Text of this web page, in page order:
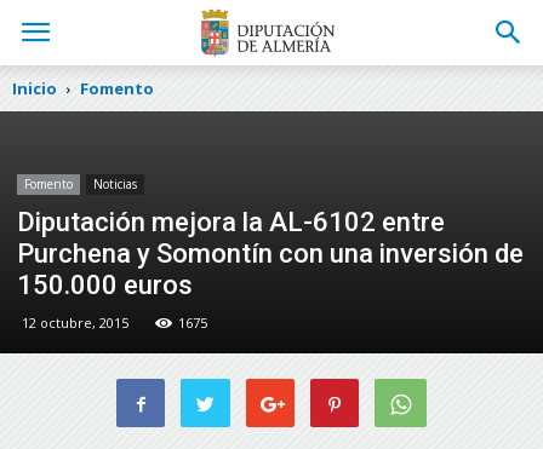
Inicio Fomento
Fomento Noticias
Diputación mejora la AL-6102 entre
Purchena y Somontín con una inversión de
150.000 euros
12 octubre, 2015 1675